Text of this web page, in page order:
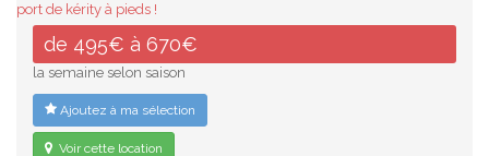
port de kérity à pieds !
de 495€ à 670€
la semaine selon saison
Ajoutez à ma sélection
Voir cette location